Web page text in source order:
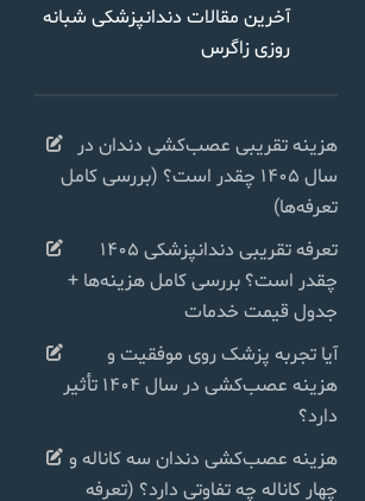
آخرین مقالات دندانپزشکی شبانه
روزی زاگرس
هزینه تقریبی عصب‌کشی دندان در
سال ۱۴۰۵ چقدر است؟ (بررسی کامل
تعرفه‌ها)
تعرفه تقریبی دندانپزشکی ۱۴۰۵
چقدر است؟ بررسی کامل هزینه‌ها +
جدول قیمت خدمات
آیا تجربه پزشک روی موفقیت و
هزینه عصب‌کشی در سال ۱۴۰۴ تأثیر
دارد؟
هزینه عصب‌کشی دندان سه کاناله و
چهار کاناله چه تفاوتی دارد؟ (تعرفه